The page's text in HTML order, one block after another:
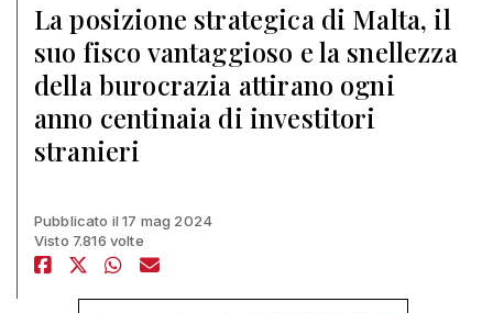
La posizione strategica di Malta, il
suo fisco vantaggioso e la snellezza
della burocrazia attirano ogni
anno centinaia di investitori
stranieri
Pubblicato il 17 mag 2024
Visto 7.816 volte